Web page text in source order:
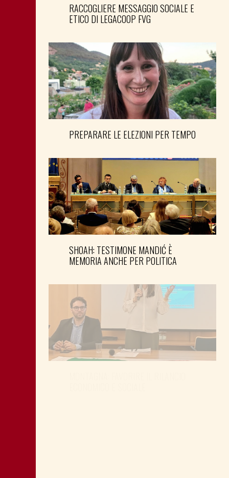
RACCOGLIERE MESSAGGIO SOCIALE E
ETICO DI LEGACOOP FVG
PREPARARE LE ELEZIONI PER TEMPO
SHOAH: TESTIMONE MANDIĆ È
MEMORIA ANCHE PER POLITICA